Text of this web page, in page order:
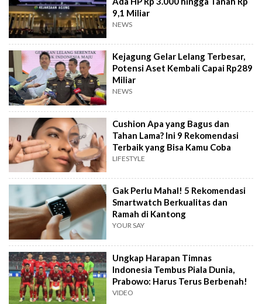
9,1 Miliar
NEWS
Kejagung Gelar Lelang Terbesar,
Potensi Aset Kembali Capai Rp289
Miliar
NEWS
Cushion Apa yang Bagus dan
Tahan Lama? Ini 9 Rekomendasi
Terbaik yang Bisa Kamu Coba
LIFESTYLE
Gak Perlu Mahal! 5 Rekomendasi
Smartwatch Berkualitas dan
Ramah di Kantong
YOUR SAY
Ungkap Harapan Timnas
Indonesia Tembus Piala Dunia,
Prabowo: Harus Terus Berbenah!
VIDEO